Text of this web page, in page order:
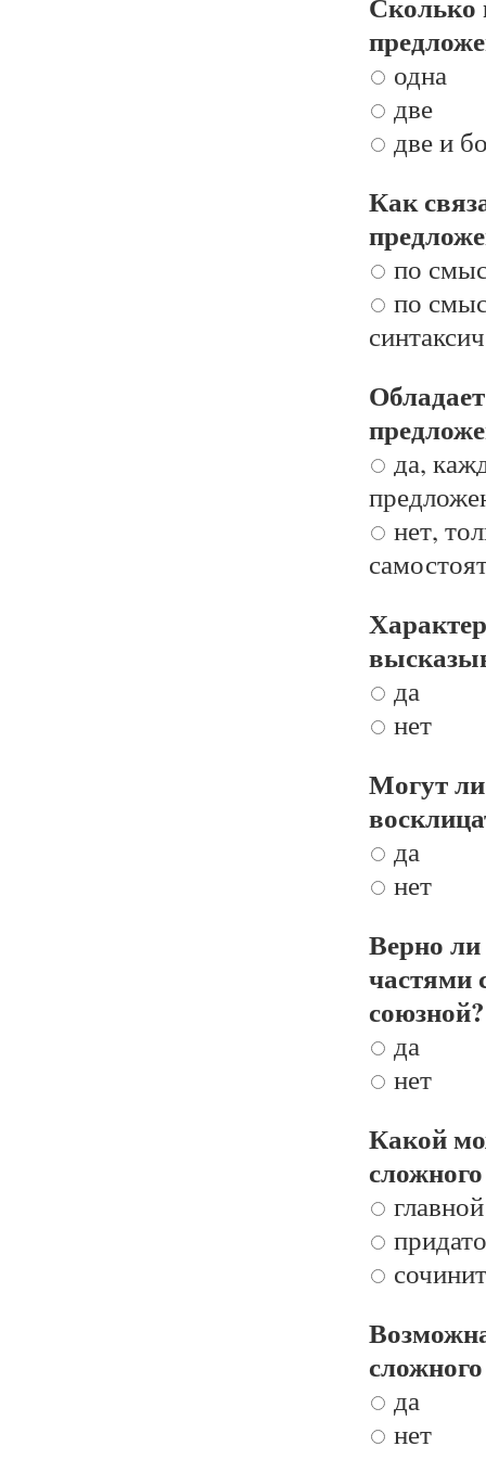
одна
две
две и
Как
по
по
да,
нет,
да
нет
Могут
да
нет
Верно ли
частями
союзной?
да
нет
Какой
главной
да
нет